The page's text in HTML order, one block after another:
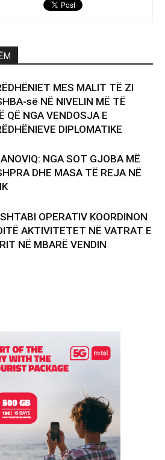
MES MALIT TË ZI
së NË NIVELIN MË TË
QË NGA VENDOSJA E
DIPLOMATIKE
NGA SOT GJOBA MË
DHE MASA TË REJA NË
OPERATIV KOORDINON
AKTIVITETET NË VATRAT E
NË MBARË VENDIN